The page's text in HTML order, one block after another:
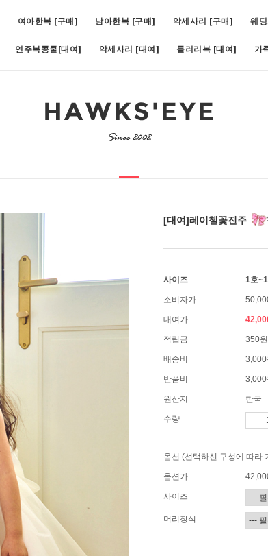
여아한복 [구매] 남아한복 [구매] 악세사리 [구매] 웨
연주복콩쿨[대여] 악세사리 [대여] 들러리복 [대여] 가
[대여]쥬비화이트(1호~11호) [대여]아스터슬림턱시도(1
[대여]레이첼꽃진주
사이즈 1호
소비자가
대여가
적립금 350원
배송비 3,000
반품비 3,000
원산지 한국
수량
옵션 (선택하신 구성에 따라
옵션가
사이즈
머리장식